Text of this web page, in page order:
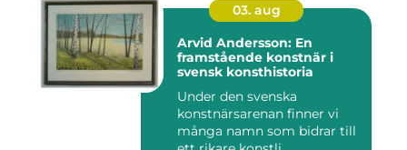
03. aug
Arvid Andersson: En
framstående konstnär i
svensk konsthistoria
Under den svenska
konstnärsarenan finner vi
många namn som bidrar till